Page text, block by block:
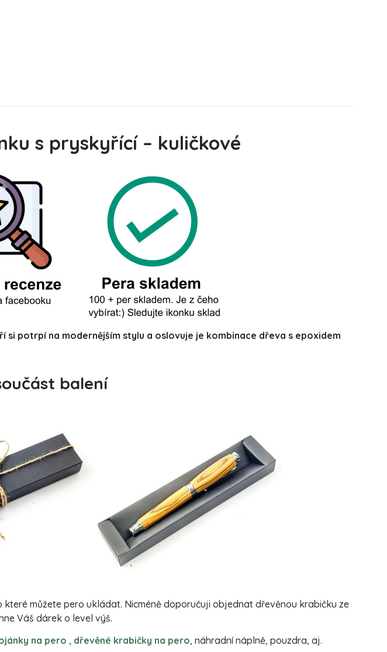
s pryskyřící – kuličkové
si potrpí na modernějším stylu a oslovuje je kombinace dřeva s epoxidem
balení
které můžete pero ukládat. Nicméně doporučuji objednat dřevěnou krabičku ze
Váš dárek o level výš.
na pero , dřevěné krabičky na pero, náhradní náplně, pouzdra, aj.